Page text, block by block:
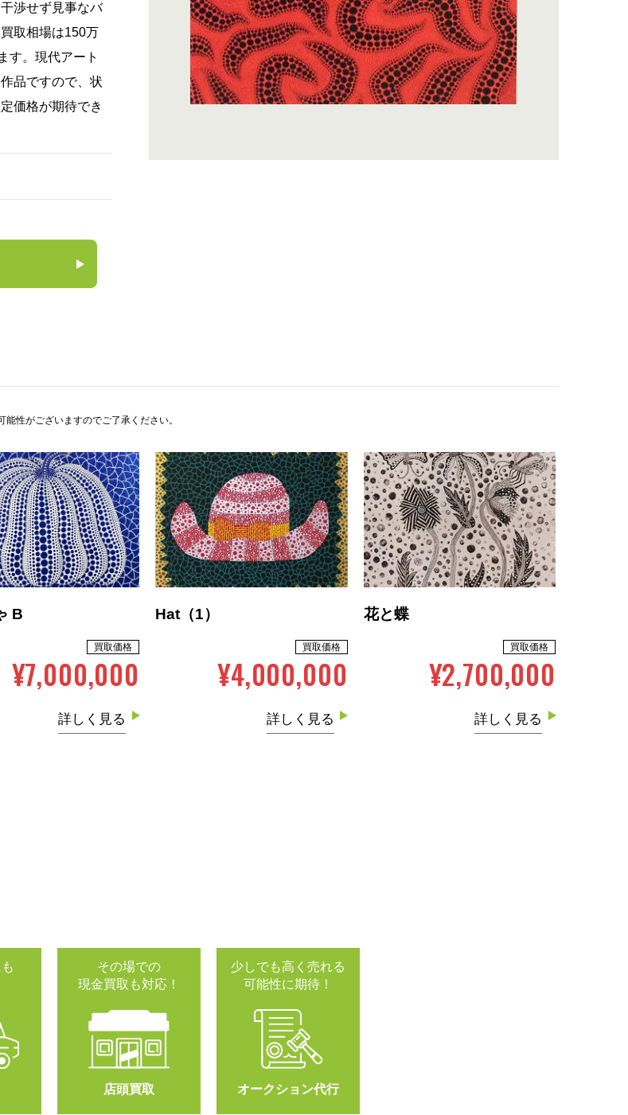
渉せず見事なバ
取相場は150万
す。現代アート
品ですので、状
価格が期待でき
性がございますのでご了承ください。
B
買取価格
¥7,000,000
詳しく見る
Hat（1）
買取価格
¥4,000,000
詳しく見る
花と蝶
買取価格
¥2,700,000
詳しく見る
その場での
現金買取も対応！
店頭買取
少しでも高く売れる
可能性に期待！
オークション代行